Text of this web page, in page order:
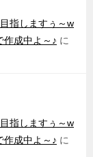
指しますぅ～w
作成中よ～♪ に
指しますぅ～w
作成中よ～♪ に